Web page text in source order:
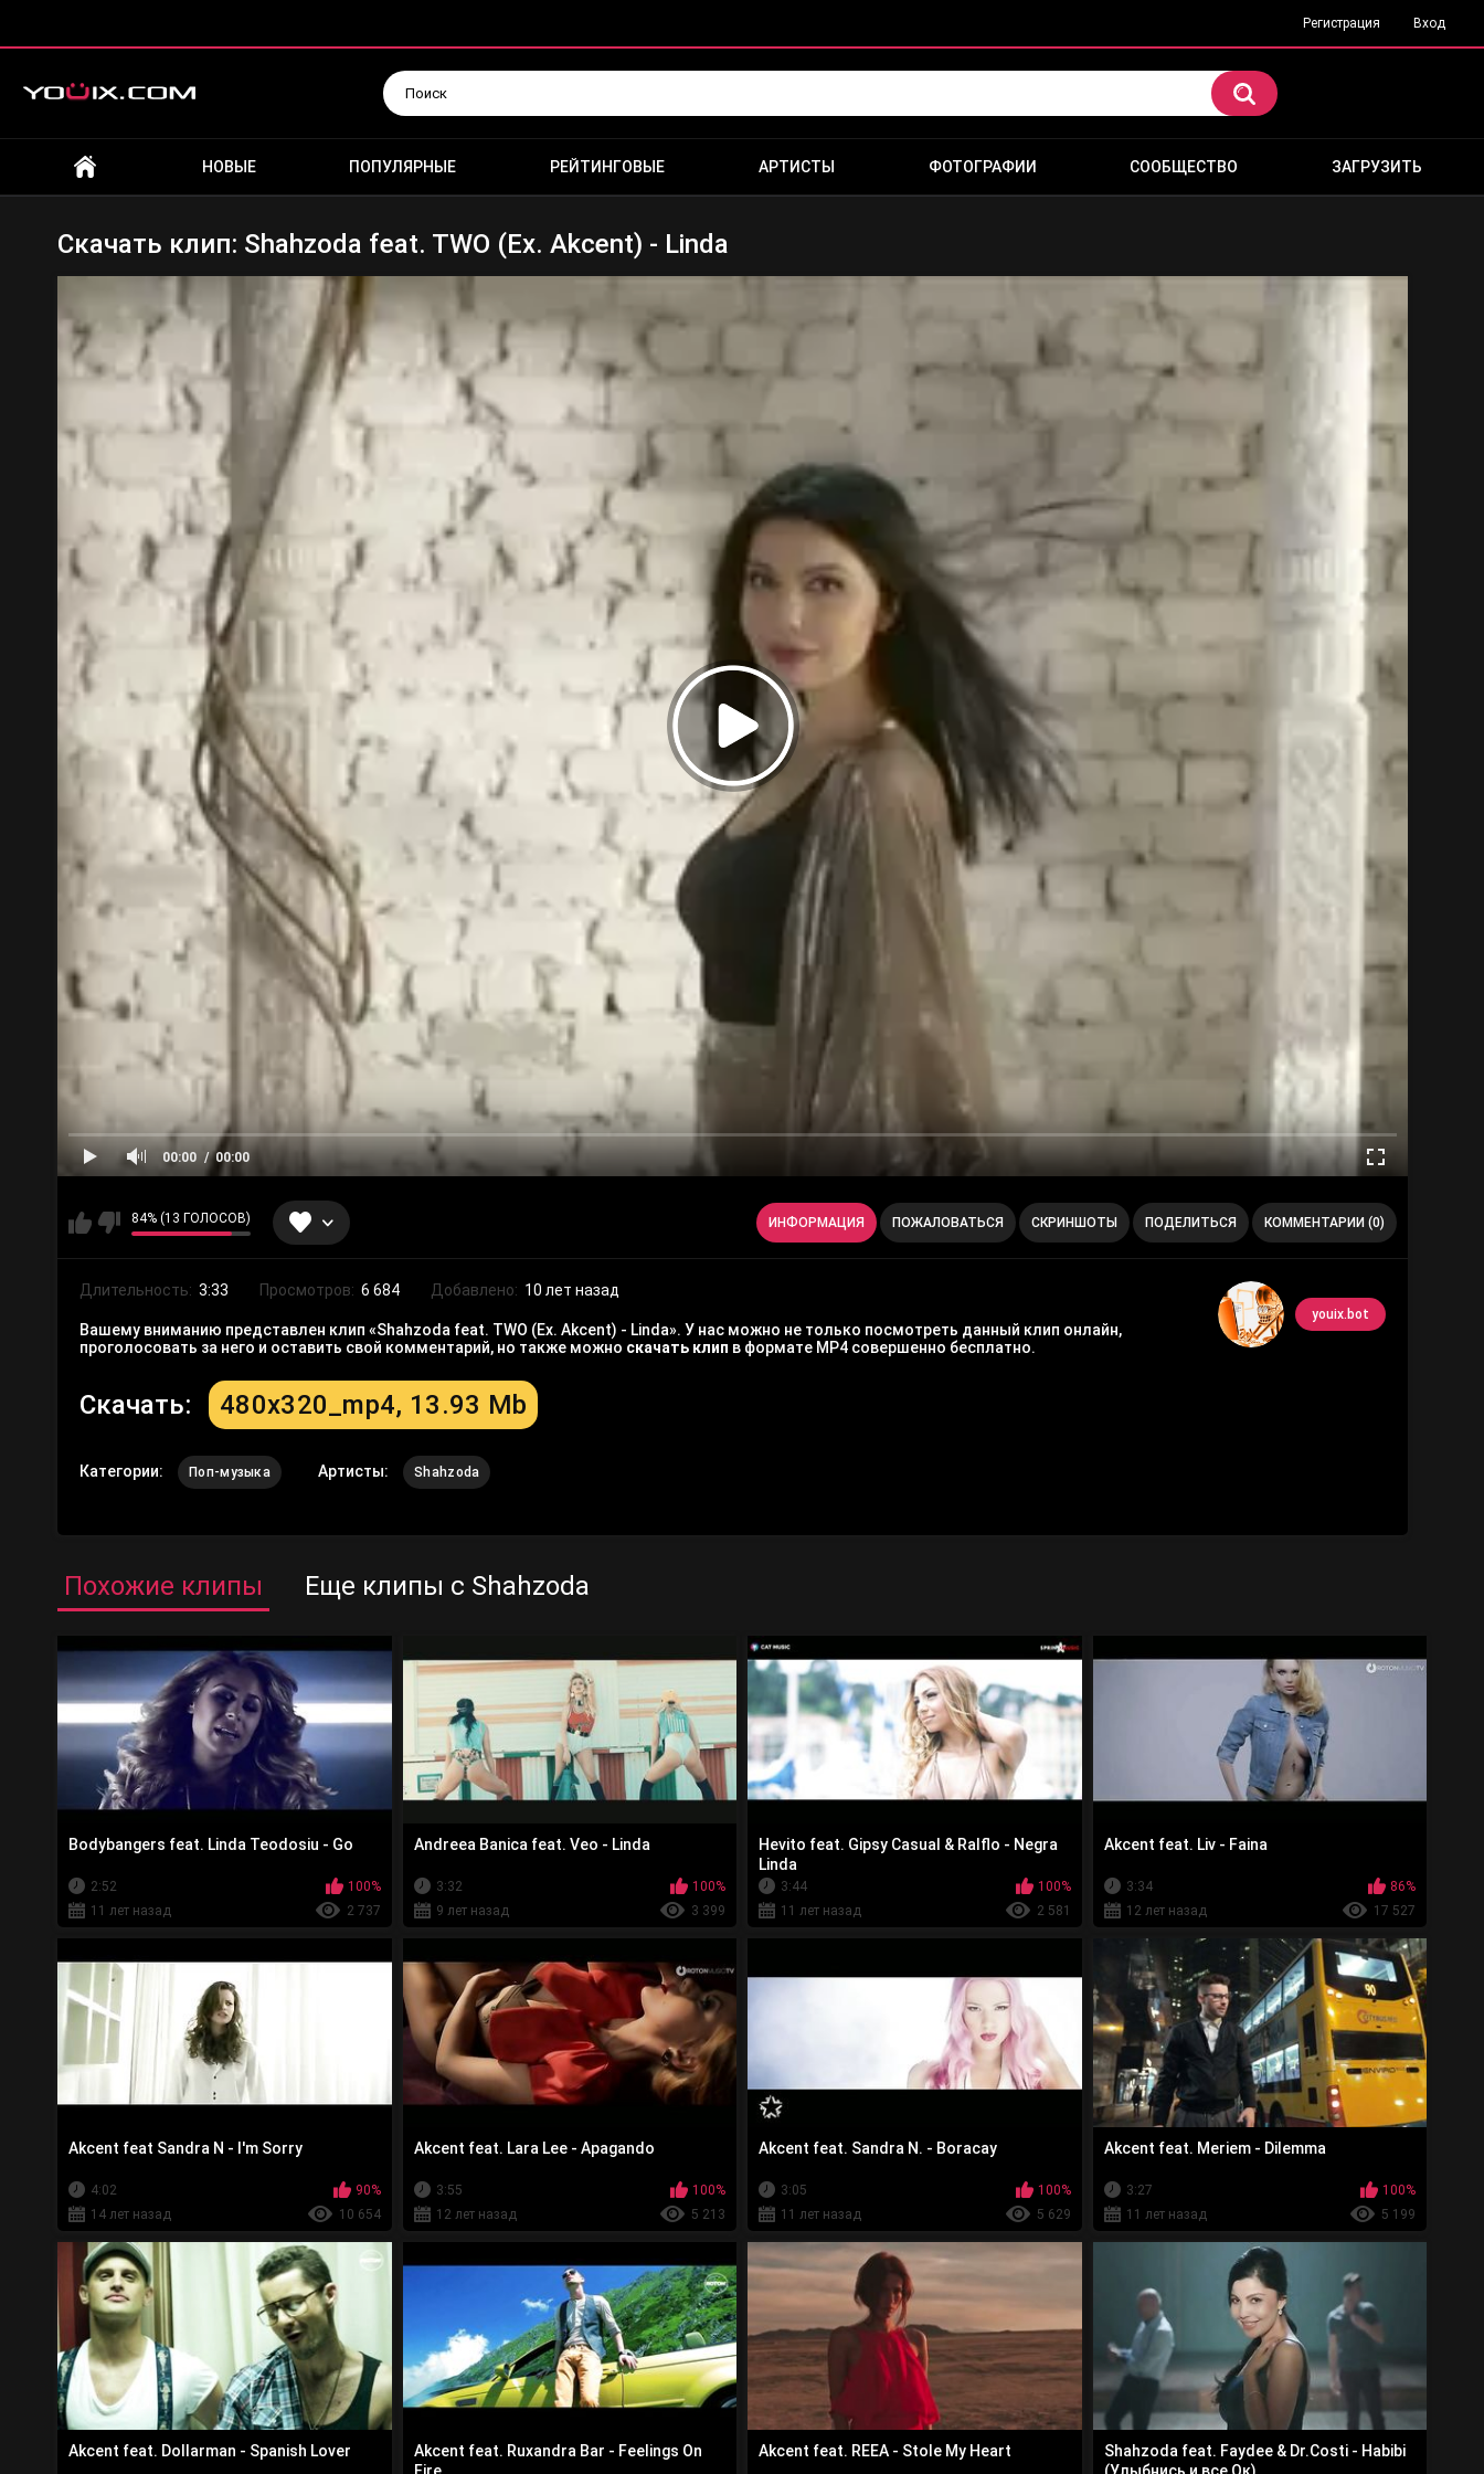
Регистрация Вход
НОВЫЕ ПОПУЛЯРНЫЕ РЕЙТИНГОВЫЕ АРТИСТЫ ФОТОГРАФИИ СООБЩЕСТВО ЗАГРУЗИТЬ
Скачать клип: Shahzoda feat. TWO (Ex. Akcent) - Linda
00:00 00:00
84% (13 ГОЛОСОВ) ИНФОРМАЦИЯ ПОЖАЛОВАТЬСЯ СКРИНШОТЫ ПОДЕЛИТЬСЯ КОММЕНТАРИИ (0)
youix.bot
Длительность: 3:33 Просмотров: 6 684 Добавлено: 10 лет назад
Вашему вниманию представлен клип «Shahzoda feat. TWO (Ex. Akcent) - Linda». У нас можно не только посмотреть данный клип онлайн,
проголосовать за него и оставить свой комментарий, но также можно скачать клип в формате MP4 совершенно бесплатно.
Скачать: 480x320_mp4, 13.93 Mb
Категории: Поп-музыка Артисты: Shahzoda
Похожие клипы Еще клипы с Shahzoda
Bodybangers feat. Linda Teodosiu - Go
2:52
100%
11 лет назад
2 737
Andreea Banica feat. Veo - Linda
3:32
100%
9 лет назад
3 399
Hevito feat. Gipsy Casual & Ralflo - Negra
Linda
3:44
100%
11 лет назад
2 581
Akcent feat. Liv - Faina
3:34
86%
12 лет назад
17 527
Akcent feat Sandra N - I'm Sorry
4:02
90%
14 лет назад
10 654
Akcent feat. Lara Lee - Apagando
3:55
100%
12 лет назад
5 213
Akcent feat. Sandra N. - Boracay
3:05
100%
11 лет назад
5 629
Akcent feat. Meriem - Dilemma
3:27
100%
11 лет назад
5 199
Akcent feat. Dollarman - Spanish Lover
Akcent feat. Ruxandra Bar - Feelings On
Fire
Akcent feat. REEA - Stole My Heart
Shahzoda feat. Faydee & Dr.Costi - Habibi
(Улыбнись и все Ок)